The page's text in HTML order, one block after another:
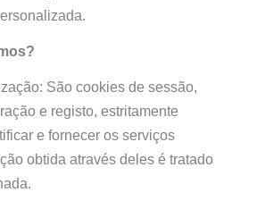
São cookies de sessão,
e registo, estritamente
e fornecer os serviços
obtida através deles é tratado